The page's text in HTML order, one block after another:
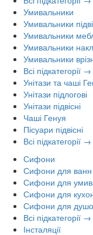
Умивальники
Умивальники
Умивальники
Умивальники
Умивальники
Всі підкатегорії →
Унітази та чаші
Унітази підлогові
Унітази підвісні
Чаші Генуя
Пісуари підвісні
Всі підкатегорії →
Сифони
Сифони для ванн
Сифони для
Сифони для
Сифони для
Всі підкатегорії →
Інсталяції